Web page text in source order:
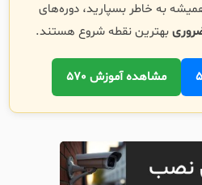
به خاطر بسپارید، دوره‌های
بهترین نقطه شروع هستند.
مشاهده آموزش 570